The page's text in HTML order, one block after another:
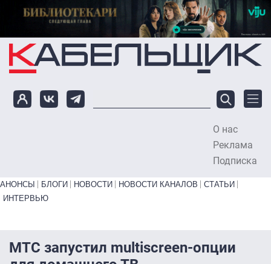
Перейти к основному содержанию
О нас
Реклама
Подписка
Primary links bottom
АНОНСЫ БЛОГИ НОВОСТИ НОВОСТИ КАНАЛОВ
СТАТЬИ
ИНТЕРВЬЮ
МТС запустил multiscreen-опции